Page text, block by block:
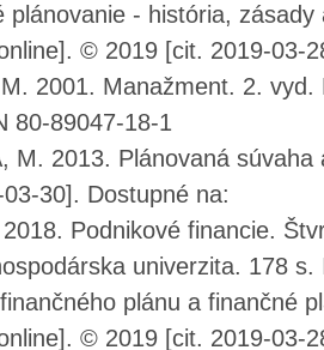
plánovanie - história,
© 2019 [cit. 2019-03-
2001. Manažment. 2.
80-89047-18-1
M. 2013. Plánovaná
30]. Dostupné na:
Podnikové financie.
univerzita. 178
plánu a finančné
© 2019 [cit. 2019-03-